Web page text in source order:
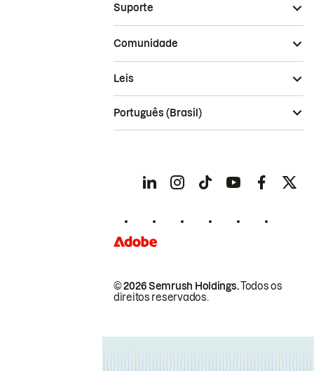
Suporte
Comunidade
© 2026 Semrush Holdings.Todos os
direitos reservados.
Leis
Português (Brasil)